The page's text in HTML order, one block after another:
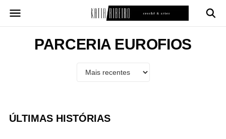
para
PARCERIA EUROFIOS
ÚLTIMAS HISTÓRIAS
◉
Views